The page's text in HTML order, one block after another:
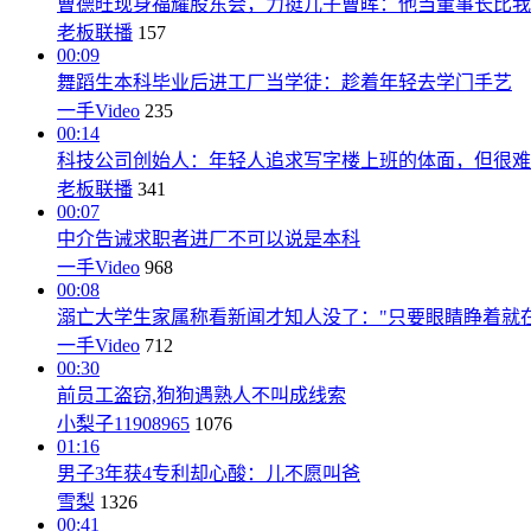
曹德旺现身福耀股东会，力挺儿子曹晖：他当董事长比
老板联播 157
00:09
舞蹈生本科毕业后进工厂当学徒：趁着年轻去学门手艺
一手Video 235
00:14
科技公司创始人：年轻人追求写字楼上班的体面，但很
老板联播 341
00:07
中介告诫求职者进厂不可以说是本科
一手Video 968
00:08
溺亡大学生家属称看新闻才知人没了："只要眼睛睁着就
一手Video 712
00:30
前员工盗窃,狗狗遇熟人不叫成线索
小梨子11908965 1076
01:16
男子3年获4专利却心酸：儿不愿叫爸
雪梨 1326
00:41